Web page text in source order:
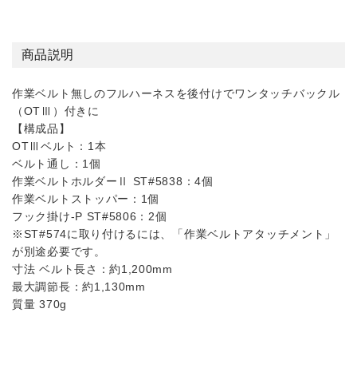
商品説明
作業ベルト無しのフルハーネスを後付けでワンタッチバックル
（OTⅢ）付きに
【構成品】
OTⅢベルト：1本
ベルト通し：1個
作業ベルトホルダーⅡ ST#5838：4個
作業ベルトストッパー：1個
フック掛け-P ST#5806：2個
※ST#574に取り付けるには、「作業ベルトアタッチメント」
が別途必要です。
寸法 ベルト長さ：約1,200mm
最大調節長：約1,130mm
質量 370g